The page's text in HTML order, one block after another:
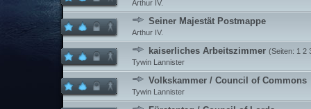
Arthur IV.
Seiner Majestät Postmappe
Arthur IV.
kaiserliches Arbeitszimmer (Seiten: 1 2
Tywin Lannister
Volkskammer / Council of Commons
Tywin Lannister